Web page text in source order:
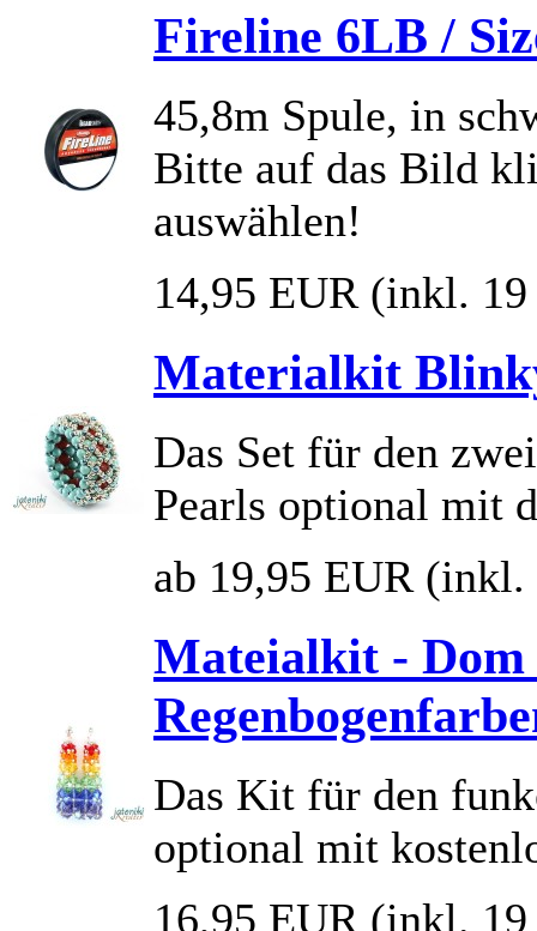
Fireline 6LB /
45,8m Spule, in
Bitte auf das Bild
auswählen!
14,95 EUR (inkl.
Materialkit
Das Set für den
Pearls optional mit
ab 19,95 EUR (inkl.
Mateialkit -
Das Kit für den
optional mit
16,95 EUR (inkl.